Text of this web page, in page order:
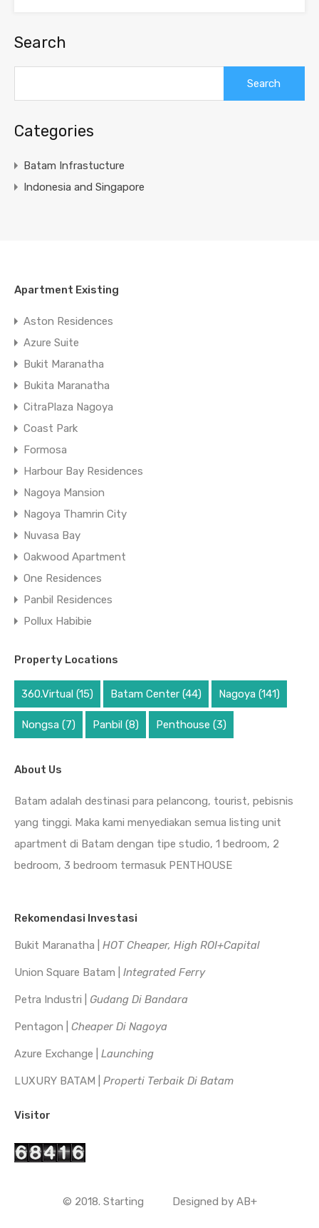
Search
Categories
Batam Infrastucture
Indonesia and Singapore
Apartment Existing
Aston Residences
Azure Suite
Bukit Maranatha
Bukita Maranatha
CitraPlaza Nagoya
Coast Park
Formosa
Harbour Bay Residences
Nagoya Mansion
Nagoya Thamrin City
Nuvasa Bay
Oakwood Apartment
One Residences
Panbil Residences
Pollux Habibie
Property Locations
360.Virtual (15) Batam Center (44) Nagoya (141)
Nongsa (7) Panbil (8) Penthouse (3)
About Us
Batam adalah destinasi para pelancong, tourist, pebisnis
yang tinggi. Maka kami menyediakan semua listing unit
apartment di Batam dengan tipe studio, 1 bedroom, 2
bedroom, 3 bedroom termasuk PENTHOUSE
Rekomendasi Investasi
Bukit Maranatha | HOT Cheaper, High ROI+Capital
Union Square Batam | Integrated Ferry
Petra Industri | Gudang Di Bandara
Pentagon | Cheaper Di Nagoya
Azure Exchange | Launching
LUXURY BATAM | Properti Terbaik Di Batam
Visitor
© 2018. Starting Designed by AB+